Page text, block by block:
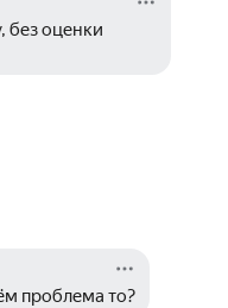
оценки
проблема то?